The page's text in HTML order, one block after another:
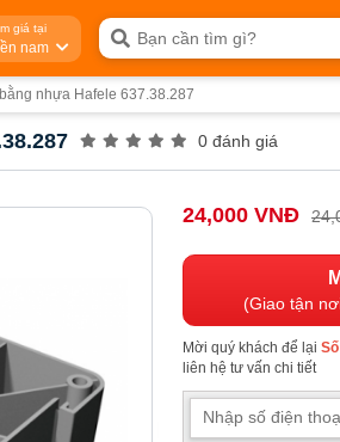
giá tại
nam
nhựa Hafele 637.38.287
0 đánh giá
24,000 VNĐ
(Giao tận
Mời quý khách để lại
liên hệ tư vấn chi tiết